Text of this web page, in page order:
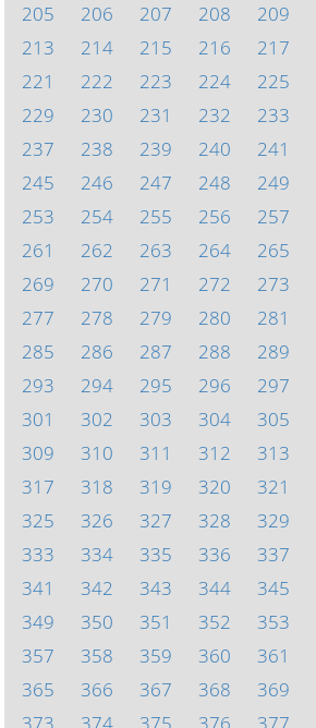
205
206 207 208 209
213
214 215 216 217
221
222 223 224 225
229
230 231 232 233
237
238 239 240 241
245
246 247 248 249
253
254 255 256 257
261
262 263 264 265
269
270 271 272 273
277
278 279 280 281
285
286 287 288 289
293
294 295 296 297
301
302 303 304 305
309
310 311 312 313
317
318 319 320 321
325
326 327 328 329
333
334 335 336 337
341
342 343 344 345
349
350 351 352 353
357
358 359 360 361
365
366 367 368 369